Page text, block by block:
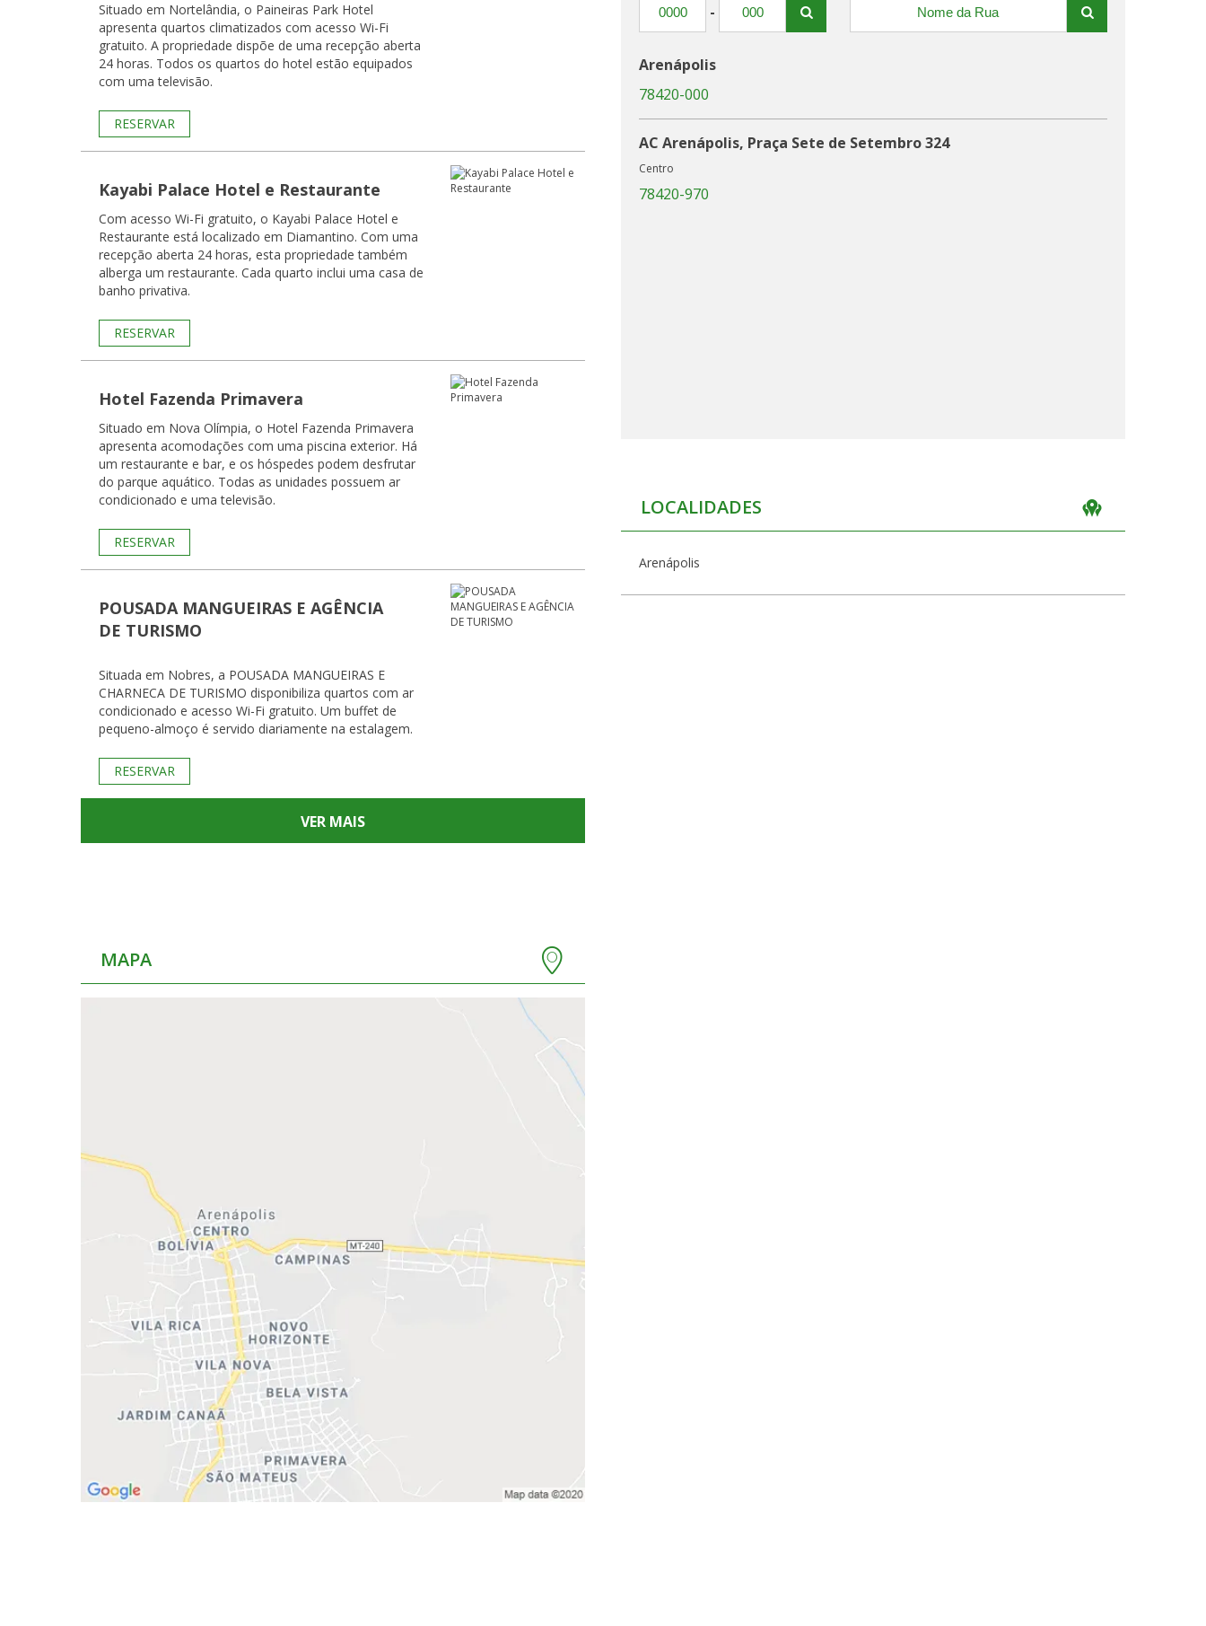
Situado em Nortelândia, o Paineiras Park Hotel
apresenta quartos climatizados com acesso Wi-Fi
gratuito. A propriedade dispõe de uma recepção aberta
24 horas. Todos os quartos do hotel estão equipados
com uma televisão.
RESERVAR
Kayabi Palace Hotel e Restaurante
Com acesso Wi-Fi gratuito, o Kayabi Palace Hotel e
Restaurante está localizado em Diamantino. Com uma
recepção aberta 24 horas, esta propriedade também
alberga um restaurante. Cada quarto inclui uma casa de
banho privativa.
RESERVAR
Hotel Fazenda Primavera
Situado em Nova Olímpia, o Hotel Fazenda Primavera
apresenta acomodações com uma piscina exterior. Há
um restaurante e bar, e os hóspedes podem desfrutar
do parque aquático. Todas as unidades possuem ar
condicionado e uma televisão.
RESERVAR
POUSADA MANGUEIRAS E AGÊNCIA
DE TURISMO
Situada em Nobres, a POUSADA MANGUEIRAS E
CHARNECA DE TURISMO disponibiliza quartos com ar
condicionado e acesso Wi-Fi gratuito. Um buffet de
pequeno-almoço é servido diariamente na estalagem.
RESERVAR
VER MAIS
MAPA
-
Arenápolis
78420-000
AC Arenápolis, Praça Sete de Setembro 324
Centro
78420-970
LOCALIDADES
Arenápolis